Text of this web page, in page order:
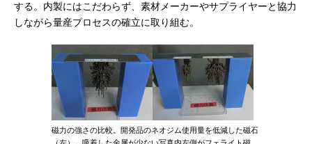
する。内製にはこだわらず、素材メーカーやサプライヤーと協力
しながら量産プロセスの確立に取り組む。
磁力の強さの比較。開発品のネオジム使用量を低減した磁石